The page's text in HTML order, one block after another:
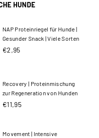
HUNDE
NAP Proteinriegel für Hunde |
Gesunder Snack | Viele Sorten
Normaler
€2,95
Recovery | Proteinmischung
zur Regeneration von Hunden
€11,95
Movement | Intensive